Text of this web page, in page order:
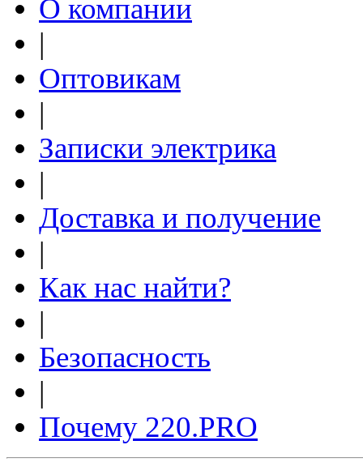
О компании
|
Оптовикам
|
Записки электрика
|
Доставка и получение
|
Как нас найти?
|
Безопасность
|
Почему 220.PRO